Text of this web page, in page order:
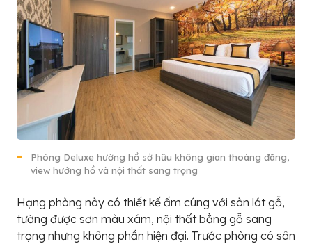
Phòng Deluxe hướng hồ sở hữu không gian thoáng đãng,
view hướng hồ và nội thất sang trọng
Hạng phòng này có thiết kế ấm cúng với sàn lát gỗ,
tường được sơn màu xám, nội thất bằng gỗ sang
trọng nhưng không phần hiện đại. Trước phòng có sân